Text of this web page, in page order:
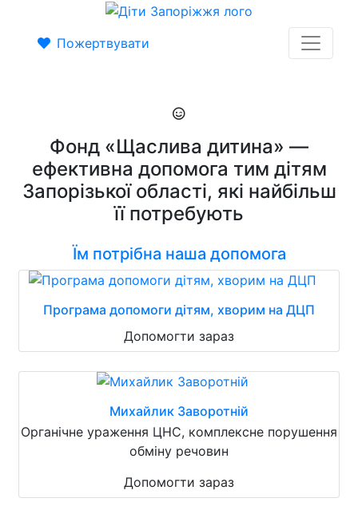
Пожертвувати
Фонд «Щаслива дитина» —
ефективна допомога тим дітям
Запорізької області, які найбільш
її потребують
Їм потрібна наша допомога
Програма допомоги дітям, хворим на ДЦП
Допомогти зараз
Михайлик Заворотній
Органічне ураження ЦНС, комплексне порушення
обміну речовин
Допомогти зараз